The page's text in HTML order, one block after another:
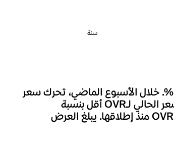
سنة
شهد سعر OVR خلال الساعة الماضية تغييراً بنسبة -0.29%، وعلى مدار الـ 24 ساعة الماضية، تحرك السعر بنسبة -0.27%. خلال الأسبوع الماضي، تحرك سعر
OVR بنسبة -0.38%. السعر الحالي لـOVR هو $ 0.02611، مصحوباً بحجم تداول قدره 134.7k خلال اليوم الأخير. يعد السعر الحالي لـOVR أقل بنسبة
99.37% بالمئة من أعلى مستوى له على الإطلاق، حيث كانت أعلى قيمة للعملة هي $ 4.1158 والذي يعد أعلى سعر حققته OVR منذ إطلاقها. يبلغ العرض